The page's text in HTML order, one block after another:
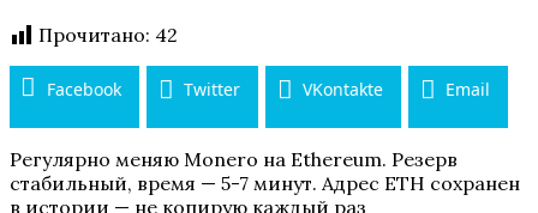
Прочитано: 42
Facebook Twitter VKontakte Email
Регулярно меняю Monero на Ethereum. Резерв
стабильный, время — 5-7 минут. Адрес ETH сохранен
в истории — не копирую каждый раз